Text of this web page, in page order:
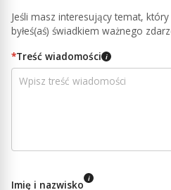
Jeśli masz interesujący temat,
byłeś(aś) świadkiem ważnego
*Treść wiadomości i
Imię i nazwisko i